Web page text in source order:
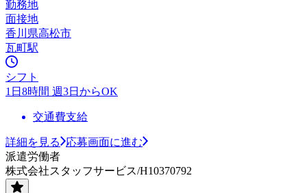
勤務地
面接地
香川県高松市
瓦町駅
シフト
1日8時間 週3日からOK
交通費支給
詳細を見る
応募画面に進む
派遣労働者
株式会社スタッフサービス/H10370792